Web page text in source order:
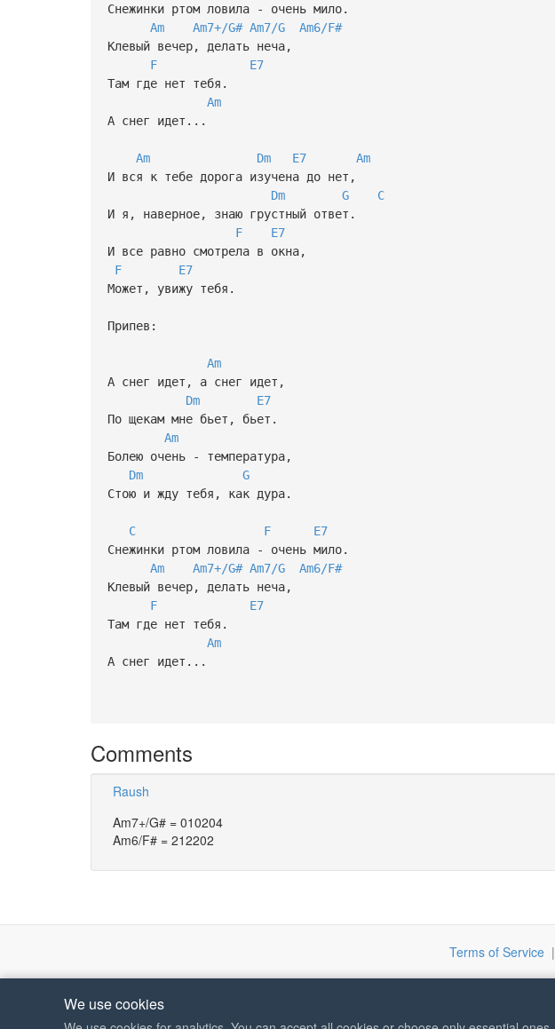
Снежинки ртом ловила - очень мило.
Am
Am7+/G# Am7/G
Am6/F#
Клевый вечер, делать неча,
F
E7
Там где нет тебя.
Am
А снег идет...
Am Dm E7
Am
И вся к тебе дорога изучена до нет,
Dm
G
C
И я, наверное, знаю грустный ответ.
F
E7
И все равно смотрела в окна,
F
E7
Может, увижу тебя.
Припев:
Am
А снег идет, а снег идет,
Dm
E7
По щекам мне бьет, бьет.
Am
Болею очень - температура,
Dm
G
Стою и жду тебя, как дура.
C F
E7
Снежинки ртом ловила - очень мило.
Am
Am7+/G# Am7/G
Am6/F#
Клевый вечер, делать неча,
F
E7
Там где нет тебя.
Am
А снег идет...
Comments
Raush
Am7+/G# = 010204
Am6/F# = 212202
Terms of Service|
We use cookies